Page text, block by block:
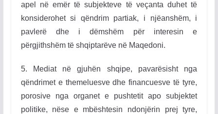
apel në emër të subjekteve të veçanta duhet të
konsiderohet si qëndrim partiak, i njëanshëm, i
pavlerë dhe i dëmshëm për interesin e
përgjithshëm të shqiptarëve në Maqedoni.
5. Mediat në gjuhën shqipe, pavarësisht nga
qëndrimet e themeluesve dhe financuesve të tyre,
porosive nga organet e pushtetit apo subjektet
politike, nëse e mbështesin ndonjërin prej tyre,